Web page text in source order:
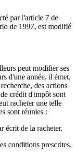
par l'article 7 de
de 1997, est modifié
peut modifier ses
d'une année, il émet,
des actions
crédit d'impôt sont
racheter une telle
sont réunies :
écrit de la racheter.
conditions prescrites.